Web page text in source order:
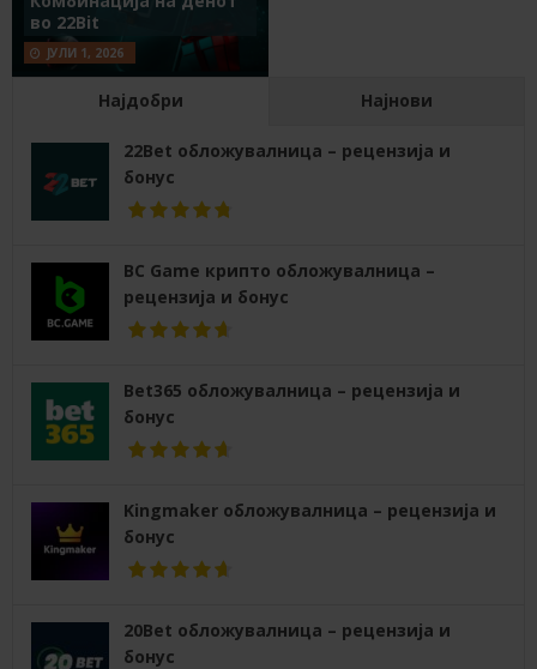
во 22Bit
ЈУЛИ 1, 2026
Најдобри Најнови
22Bet обложувалница – рецензија и
бонус
BC Game крипто обложувалница –
рецензија и бонус
Bet365 обложувалница – рецензија и
бонус
Kingmaker обложувалница – рецензија и
бонус
20Bet обложувалница – рецензија и
бонус